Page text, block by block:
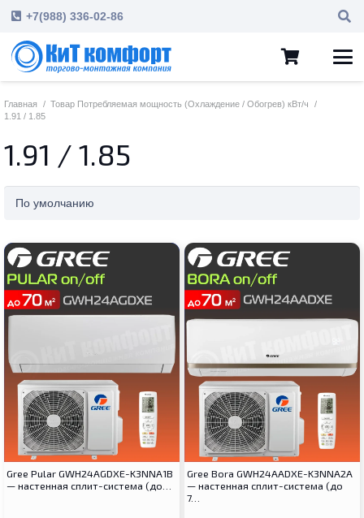
+7(988) 336-02-86
Главная / Товар Потребляемая мощность (Охлаждение / Обогрев) кВт/ч
/
1.91 / 1.85
1.91 / 1.85
Gree Pular GWH24AGDXE-K3NNA1B
— настенная сплит-система (до…
Gree Bora GWH24AADXE-K3NNA2A
— настенная сплит-система (до
7…